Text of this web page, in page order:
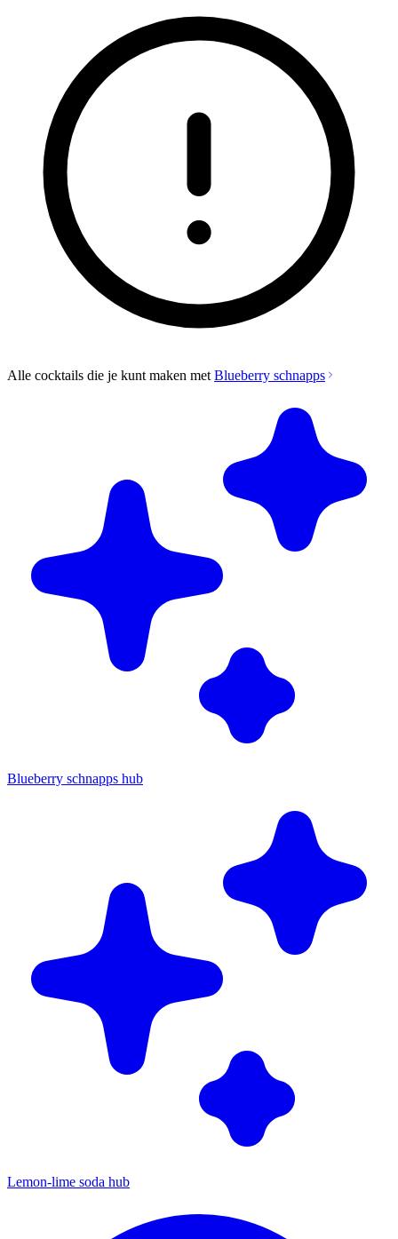
Alle cocktails die je kunt maken met Blueberry schnapps
Blueberry schnapps hub
Lemon-lime soda hub